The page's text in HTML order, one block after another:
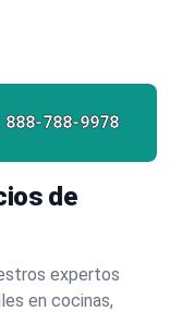
888-788-9978
de
expertos
en cocinas,